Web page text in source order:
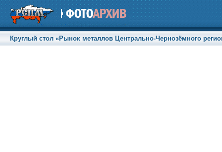
Круглый стол «Рынок металлов Центрально-Чернозёмного